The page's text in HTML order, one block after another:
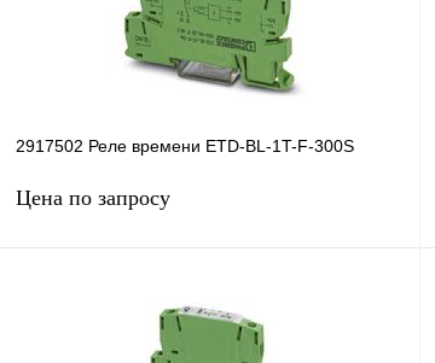
2917502 Реле времени ETD-BL-1T-F-300S
Цена по запросу